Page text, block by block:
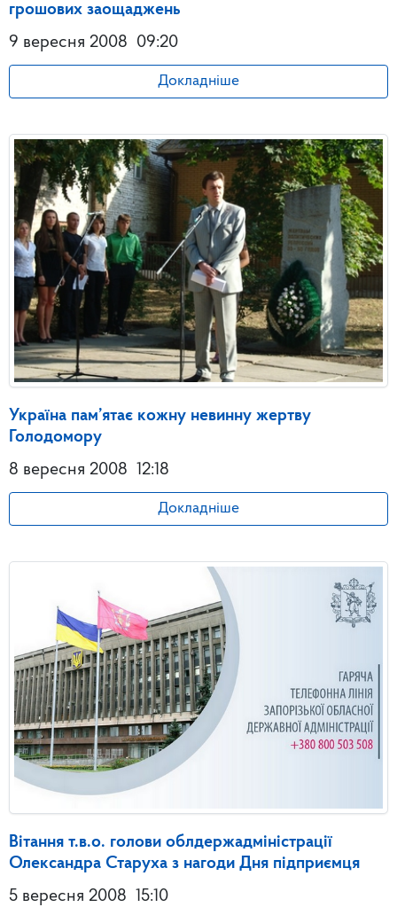
грошових заощаджень
9 вересня 2008 09:20
Докладніше
Україна пам’ятає кожну невинну жертву
Голодомору
8 вересня 2008 12:18
Докладніше
Вітання т.в.о. голови облдержадміністрації
Олександра Старуха з нагоди Дня підприємця
5 вересня 2008 15:10